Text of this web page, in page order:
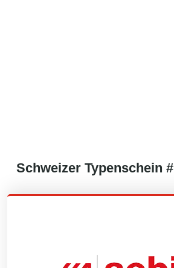
Schweizer Typenschein #